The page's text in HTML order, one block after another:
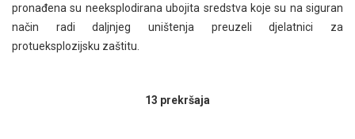
pronađena su neeksplodirana ubojita sredstva koje su na siguran
način radi daljnjeg uništenja preuzeli djelatnici za
protueksplozijsku zaštitu.
13 prekršaja